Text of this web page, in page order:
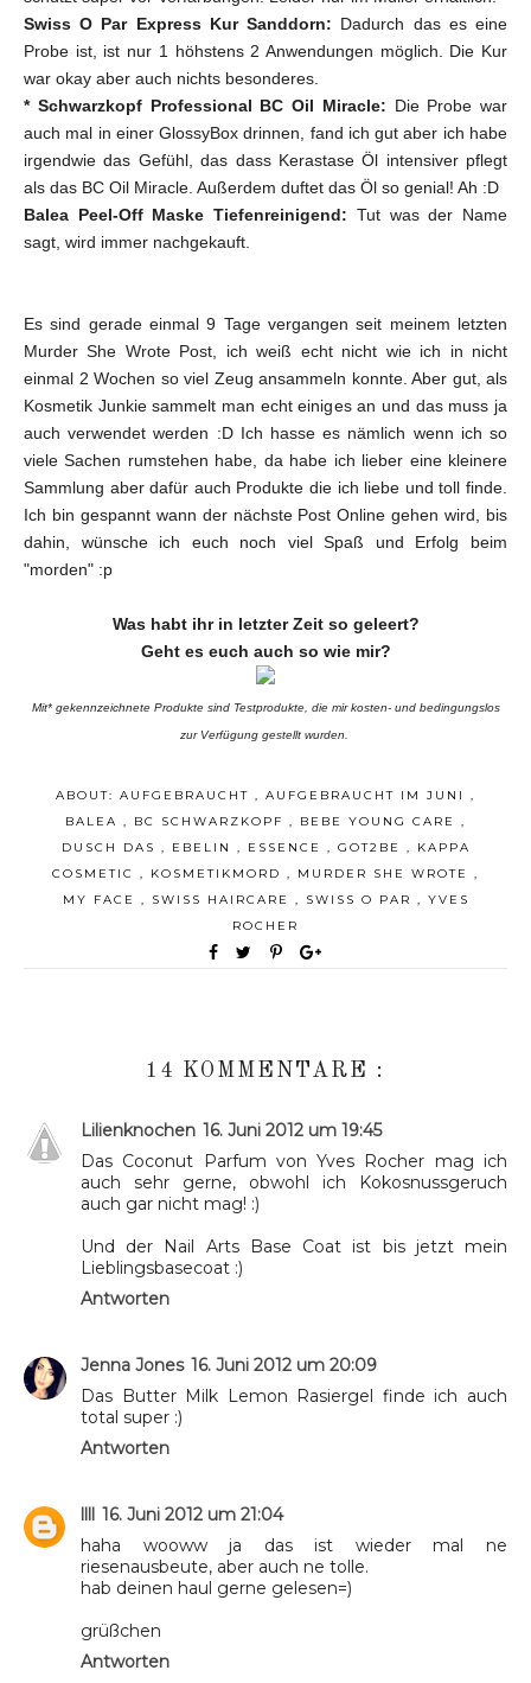
Swiss O Par Express Kur Sanddorn: Dadurch das es eine
Probe ist, ist nur 1 höhstens 2 Anwendungen möglich. Die Kur
war okay aber auch nichts besonderes.
* Schwarzkopf Professional BC Oil Miracle: Die Probe war
auch mal in einer GlossyBox drinnen, fand ich gut aber ich habe
irgendwie das Gefühl, das dass Kerastase Öl intensiver pflegt
als das BC Oil Miracle. Außerdem duftet das Öl so genial! Ah :D
Balea Peel-Off Maske Tiefenreinigend: Tut was der Name
sagt, wird immer nachgekauft.
Es sind gerade einmal 9 Tage vergangen seit meinem letzten
Murder She Wrote Post, ich weiß echt nicht wie ich in nicht
einmal 2 Wochen so viel Zeug ansammeln konnte. Aber gut, als
Kosmetik Junkie sammelt man echt einiges an und das muss ja
auch verwendet werden :D Ich hasse es nämlich wenn ich so
viele Sachen rumstehen habe, da habe ich lieber eine kleinere
Sammlung aber dafür auch Produkte die ich liebe und toll finde.
Ich bin gespannt wann der nächste Post Online gehen wird, bis
dahin, wünsche ich euch noch viel Spaß und Erfolg beim
"morden" :p
Was habt ihr in letzter Zeit so geleert?
Geht es euch auch so wie mir?
Mit* gekennzeichnete Produkte sind Testprodukte, die mir kosten- und bedingungslos
zur Verfügung gestellt wurden.
ABOUT: AUFGEBRAUCHT , AUFGEBRAUCHT IM JUNI ,
BALEA , BC SCHWARZKOPF , BEBE YOUNG CARE ,
DUSCH DAS , EBELIN , ESSENCE , GOT2BE ,
KAPPA
COSMETIC , KOSMETIKMORD , MURDER SHE WROTE ,
MY FACE , SWISS HAIRCARE , SWISS O PAR , YVES
ROCHER
14 KOMMENTARE :
Lilienknochen 16. Juni 2012 um 19:45
Das Coconut Parfum von Yves Rocher mag ich
auch sehr gerne, obwohl ich Kokosnussgeruch
auch gar nicht mag! :)
Und der Nail Arts Base Coat ist bis jetzt mein
Lieblingsbasecoat :)
Antworten
Jenna Jones 16. Juni 2012 um 20:09
Das Butter Milk Lemon Rasiergel finde ich auch
total super :)
Antworten
llll 16. Juni 2012 um 21:04
haha wooww ja das ist wieder mal ne
riesenausbeute, aber auch ne tolle.
hab deinen haul gerne gelesen=)
grüßchen
Antworten